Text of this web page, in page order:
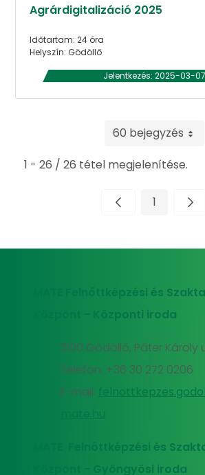
Agrárdigitalizáció 2025
Időtartam: 24 óra
Helyszín: Gödöllő
Jelentkezés: 2025-03-07
60 bejegyzés
1 - 26 / 26 tétel megjelenítése.
Oldal
1
MATE Felnőttképzési és
Központ - Központi iroda
2100 Gödöllő, Páter Károly
Telefon: +36 30 272 0206
E-mail:
MATE Felnőttképzési és
Központ - Gyöngyösi iroda